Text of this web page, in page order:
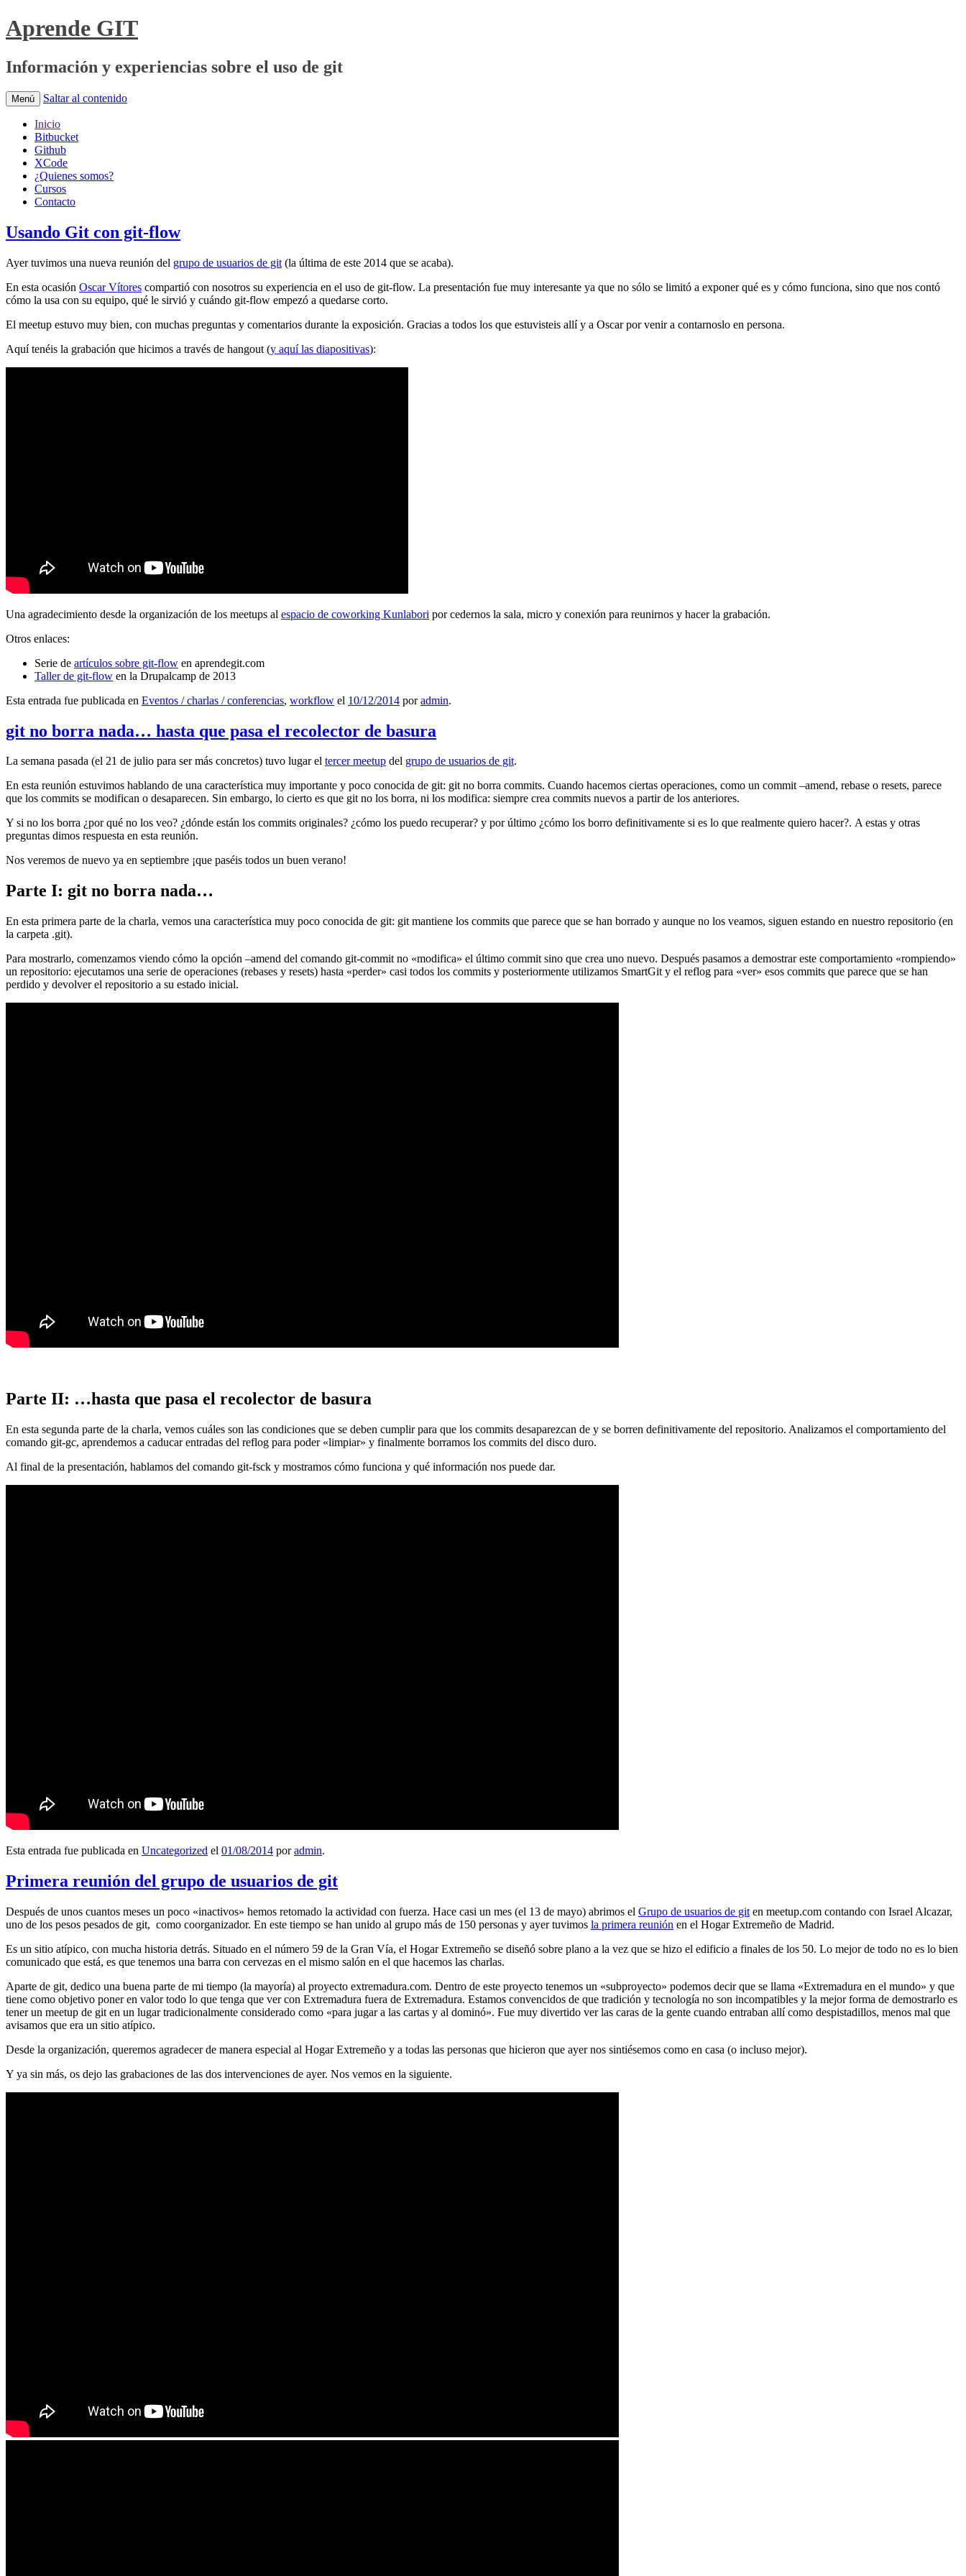
Aprende GIT
Información y experiencias sobre el uso de git
Menú Saltar al contenido
Inicio
Bitbucket
Github
XCode
¿Quienes somos?
Cursos
Contacto
Usando Git con git-flow
Ayer tuvimos una nueva reunión del grupo de usuarios de git (la última de este 2014 que se acaba).
En esta ocasión Oscar Vítores compartió con nosotros su experiencia en el uso de git-flow. La presentación fue muy interesante ya que no sólo se limitó a exponer qué es y cómo funciona, sino que nos contó
cómo la usa con su equipo, qué le sirvió y cuándo git-flow empezó a quedarse corto.
El meetup estuvo muy bien, con muchas preguntas y comentarios durante la exposición. Gracias a todos los que estuvisteis allí y a Oscar por venir a contarnoslo en persona.
Aquí tenéis la grabación que hicimos a través de hangout (y aquí las diapositivas):
Una agradecimiento desde la organización de los meetups al espacio de coworking Kunlabori por cedernos la sala, micro y conexión para reunirnos y hacer la grabación.
Otros enlaces:
Serie de artículos sobre git-flow en aprendegit.com
Taller de git-flow en la Drupalcamp de 2013
Esta entrada fue publicada en Eventos / charlas / conferencias, workflow el 10/12/2014 poradmin.
git no borra nada… hasta que pasa el recolector de basura
La semana pasada (el 21 de julio para ser más concretos) tuvo lugar el tercer meetup del grupo de usuarios de git.
En esta reunión estuvimos hablando de una característica muy importante y poco conocida de git: git no borra commits. Cuando hacemos ciertas operaciones, como un commit –amend, rebase o resets, parece
que los commits se modifican o desaparecen. Sin embargo, lo cierto es que git no los borra, ni los modifica: siempre crea commits nuevos a partir de los anteriores.
Y si no los borra ¿por qué no los veo? ¿dónde están los commits originales? ¿cómo los puedo recuperar? y por último ¿cómo los borro definitivamente si es lo que realmente quiero hacer?. A estas y otras
preguntas dimos respuesta en esta reunión.
Nos veremos de nuevo ya en septiembre ¡que paséis todos un buen verano!
Parte I: git no borra nada…
En esta primera parte de la charla, vemos una característica muy poco conocida de git: git mantiene los commits que parece que se han borrado y aunque no los veamos, siguen estando en nuestro repositorio (en
la carpeta .git).
Para mostrarlo, comenzamos viendo cómo la opción –amend del comando git-commit no «modifica» el último commit sino que crea uno nuevo. Después pasamos a demostrar este comportamiento «rompiendo»
un repositorio: ejecutamos una serie de operaciones (rebases y resets) hasta «perder» casi todos los commits y posteriormente utilizamos SmartGit y el reflog para «ver» esos commits que parece que se han
perdido y devolver el repositorio a su estado inicial.
Parte II: …hasta que pasa el recolector de basura
En esta segunda parte de la charla, vemos cuáles son las condiciones que se deben cumplir para que los commits desaparezcan de y se borren definitivamente del repositorio. Analizamos el comportamiento del
comando git-gc, aprendemos a caducar entradas del reflog para poder «limpiar» y finalmente borramos los commits del disco duro.
Al final de la presentación, hablamos del comando git-fsck y mostramos cómo funciona y qué información nos puede dar.
Esta entrada fue publicada en Uncategorized el 01/08/2014 poradmin.
Primera reunión del grupo de usuarios de git
Después de unos cuantos meses un poco «inactivos» hemos retomado la actividad con fuerza. Hace casi un mes (el 13 de mayo) abrimos el Grupo de usuarios de git en meetup.com contando con Israel Alcazar,
uno de los pesos pesados de git, como coorganizador. En este tiempo se han unido al grupo más de 150 personas y ayer tuvimos la primera reunión en el Hogar Extremeño de Madrid.
Es un sitio atípico, con mucha historia detrás. Situado en el número 59 de la Gran Vía, el Hogar Extremeño se diseñó sobre plano a la vez que se hizo el edificio a finales de los 50. Lo mejor de todo no es lo bien
comunicado que está, es que tenemos una barra con cervezas en el mismo salón en el que hacemos las charlas.
Aparte de git, dedico una buena parte de mi tiempo (la mayoría) al proyecto extremadura.com. Dentro de este proyecto tenemos un «subproyecto» podemos decir que se llama «Extremadura en el mundo» y que
tiene como objetivo poner en valor todo lo que tenga que ver con Extremadura fuera de Extremadura. Estamos convencidos de que tradición y tecnología no son incompatibles y la mejor forma de demostrarlo es
tener un meetup de git en un lugar tradicionalmente considerado como «para jugar a las cartas y al dominó». Fue muy divertido ver las caras de la gente cuando entraban allí como despistadillos, menos mal que
avisamos que era un sitio atípico.
Desde la organización, queremos agradecer de manera especial al Hogar Extremeño y a todas las personas que hicieron que ayer nos sintiésemos como en casa (o incluso mejor).
Y ya sin más, os dejo las grabaciones de las dos intervenciones de ayer. Nos vemos en la siguiente.